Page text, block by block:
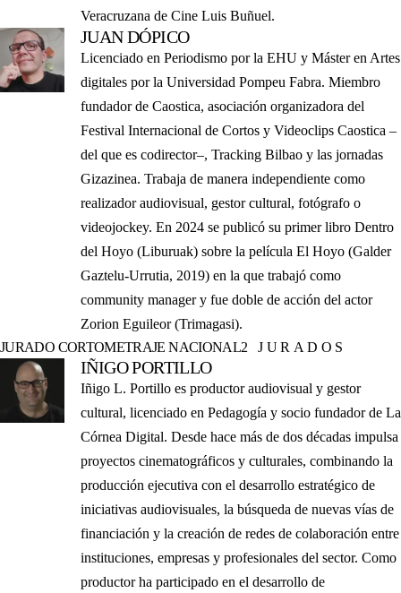
Veracruzana de Cine Luis Buñuel.
JUAN DÓPICO
Licenciado en Periodismo por la EHU y Máster en Artes
digitales por la Universidad Pompeu Fabra. Miembro
fundador de Caostica, asociación organizadora del
Festival Internacional de Cortos y Videoclips Caostica –
del que es codirector–, Tracking Bilbao y las jornadas
Gizazinea. Trabaja de manera independiente como
realizador audiovisual, gestor cultural, fotógrafo o
videojockey. En 2024 se publicó su primer libro Dentro
del Hoyo (Liburuak) sobre la película El Hoyo (Galder
Gaztelu-Urrutia, 2019) en la que trabajó como
community manager y fue doble de acción del actor
Zorion Eguileor (Trimagasi).
JURADO CORTOMETRAJE NACIONAL2 JURADOS
IÑIGO PORTILLO
Iñigo L. Portillo es productor audiovisual y gestor
cultural, licenciado en Pedagogía y socio fundador de La
Córnea Digital. Desde hace más de dos décadas impulsa
proyectos cinematográficos y culturales, combinando la
producción ejecutiva con el desarrollo estratégico de
iniciativas audiovisuales, la búsqueda de nuevas vías de
financiación y la creación de redes de colaboración entre
instituciones, empresas y profesionales del sector. Como
productor ha participado en el desarrollo de